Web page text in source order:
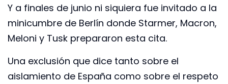
Y a finales de junio ni siquiera fue invitado a la
minicumbre de Berlín donde Starmer, Macron,
Meloni y Tusk prepararon esta cita.
Una exclusión que dice tanto sobre el
aislamiento de España como sobre el respeto